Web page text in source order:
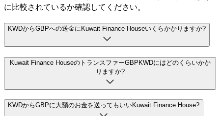
に比較されているか確認してください。
KWDからGBPへの送金にKuwait Finance Houseいくらかかりますか?
Kuwait Finance HouseのトランスファーGBPKWDにはどのくらいかか
りますか?
KWDからGBPに大額のお金を送ってもいいKuwait Finance House?